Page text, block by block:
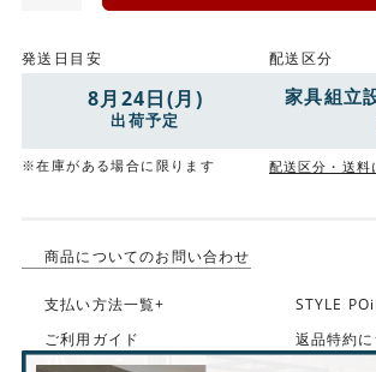
発送日目安
8月24日(月)
出荷予定
※在庫がある場合に限ります
配送区分
家具組立
配送区分・送料
商品についてのお問い合わせ
支払い方法一覧+
STYLE
ご利用ガイド
返品特約